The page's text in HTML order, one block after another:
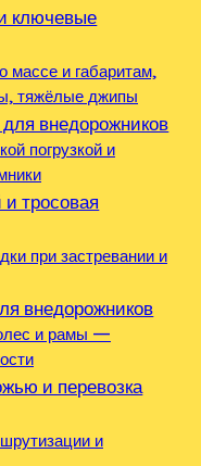
ключевые
массе и габаритам,
тяжёлые джипы
внедорожников
погрузкой и
и тросовая
при застревании и
внедорожников
и рамы —
и перевозка
и